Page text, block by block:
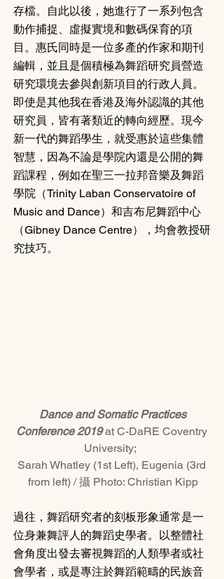
存檔。自此以後，她進行了一系列包含
動作捕捉、虛擬實境和數碼保育的項
目。惠氏同時是一位多產的作家和期刊
編輯，並且是個積極為舞蹈研究員營造
研究環境去參與創新項目的行政人員。
即使是其他我在香港及海外認識的其他
研究員，皆有著類近的轉向經歷。現今
新一代的舞蹈學生，就受惠於這些集體
智慧，因為不論是學院內還是公開的舞
蹈課程，例如在聖三一拉邦音樂及舞蹈
學院（Trinity Laban Conservatoire of
Music and Dance）和吉布尼舞蹈中心
（Gibney Dance Centre），均會教授研
究技巧。
Dance and Somatic Practices
Conference 2019 at C-DaRE Coventry
University;
Sarah Whatley (1st Left), Eugenia (3rd
from left) / 攝 Photo: Christian Kipp
過往，舞蹈研究者的刻板形象通常是一
位身兼舞評人的舞蹈史學者。以整體社
會角度出發去審視舞蹈的人類學者或社
會學者，或是專注於舞蹈範疇的民族音